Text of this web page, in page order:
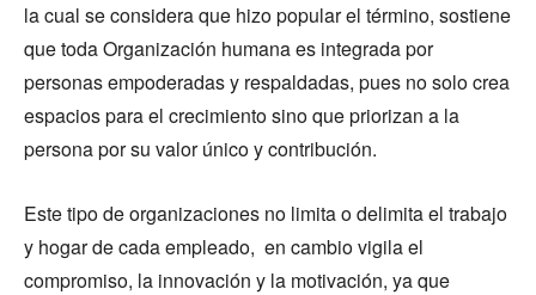
la cual se considera que hizo popular el término, sostiene
que toda Organización humana es integrada por
personas empoderadas y respaldadas, pues no solo crea
espacios para el crecimiento sino que priorizan a la
persona por su valor único y contribución.
Este tipo de organizaciones no limita o delimita el trabajo
y hogar de cada empleado, en cambio vigila el
compromiso, la innovación y la motivación, ya que